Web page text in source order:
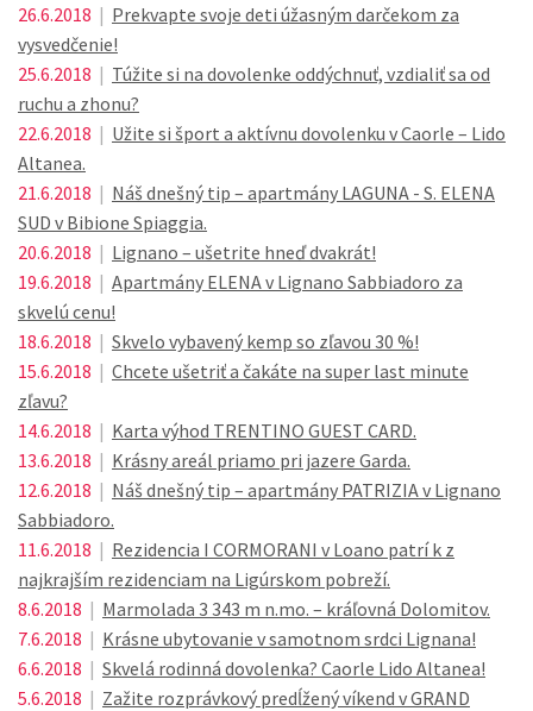
26.6.2018 | Prekvapte svoje deti úžasným darčekom za
vysvedčenie!
25.6.2018 | Túžite si na dovolenke oddýchnuť, vzdialiť sa od
ruchu a zhonu?
22.6.2018 | Užite si šport a aktívnu dovolenku v Caorle – Lido
Altanea.
21.6.2018 | Náš dnešný tip – apartmány LAGUNA - S. ELENA
SUD v Bibione Spiaggia.
20.6.2018 | Lignano – ušetrite hneď dvakrát!
19.6.2018 | Apartmány ELENA v Lignano Sabbiadoro za
skvelú cenu!
18.6.2018 | Skvelo vybavený kemp so zľavou 30 %!
15.6.2018 | Chcete ušetriť a čakáte na super last minute
zľavu?
14.6.2018 | Karta výhod TRENTINO GUEST CARD.
13.6.2018 | Krásny areál priamo pri jazere Garda.
12.6.2018 | Náš dnešný tip – apartmány PATRIZIA v Lignano
Sabbiadoro.
11.6.2018 | Rezidencia I CORMORANI v Loano patrí k z
najkrajším rezidenciam na Ligúrskom pobreží.
8.6.2018 | Marmolada 3 343 m n.mo. – kráľovná Dolomitov.
7.6.2018 | Krásne ubytovanie v samotnom srdci Lignana!
6.6.2018 | Skvelá rodinná dovolenka? Caorle Lido Altanea!
5.6.2018 | Zažite rozprávkový predĺžený víkend v GRAND